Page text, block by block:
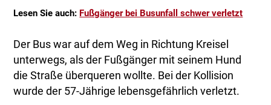
Lesen Sie auch: Fußgänger bei Busunfall schwer verletzt
Der Bus war auf dem Weg in Richtung Kreisel
unterwegs, als der Fußgänger mit seinem Hund
die Straße überqueren wollte. Bei der Kollision
wurde der 57-Jährige lebensgefährlich verletzt.